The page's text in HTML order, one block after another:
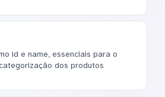
id e name, essenciais para o
dos produtos